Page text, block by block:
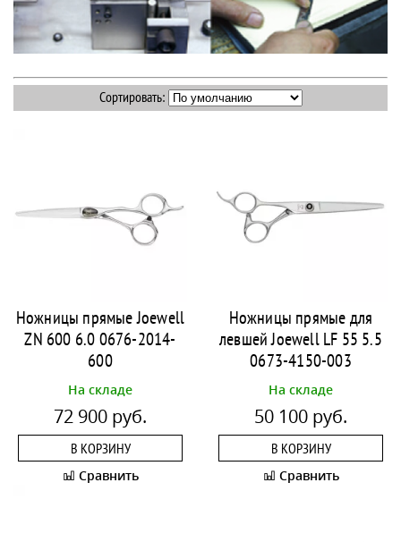
Сортировать:
Ножницы прямые Joewell
ZN 600 6.0 0676-2014-
600
На складе
72 900 руб.
В КОРЗИНУ
Сравнить
Ножницы прямые для
левшей Joewell LF 55 5.5
0673-4150-003
На складе
50 100 руб.
В КОРЗИНУ
Сравнить